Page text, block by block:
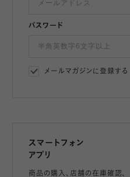
パスワード
メールマガジンに登録する
スマートフォン
アプリ
商品の購入、店舗の在庫確認、